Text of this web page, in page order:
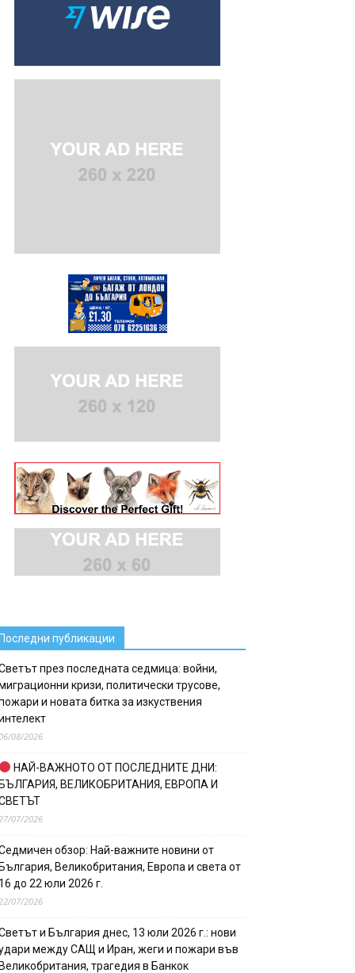
публикации
през последната седмица: войни,
кризи, политически трусове,
и новата битка за изкуствения
08/2026
НАЙ-ВАЖНОТО ОТ ПОСЛЕДНИТЕ ДНИ:
ВЕЛИКОБРИТАНИЯ, ЕВРОПА И
07/2026
обзор: Най-важните новини от
Великобритания, Европа и света от
до 22 юли 2026 г.
07/2026
и България днес, 13 юли 2026 г.: нови
между САЩ и Иран, жеги и пожари във
трагедия в Банкок